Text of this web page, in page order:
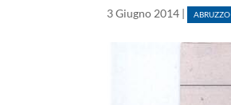
3 Giugno 2014 | ABRUZZO